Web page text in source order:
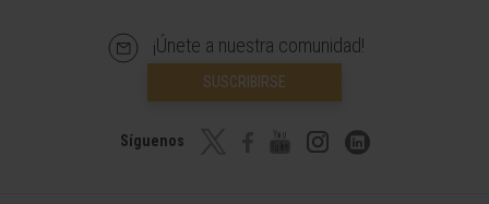
¡Únete a nuestra comunidad!
SUSCRIBIRSE
Síguenos